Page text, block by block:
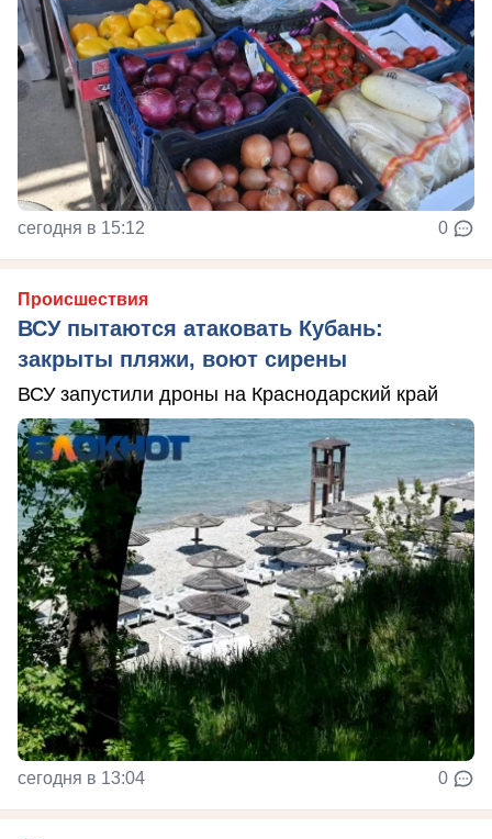
сегодня в 15:12 0
Происшествия
ВСУ пытаются атаковать Кубань:
закрыты пляжи, воют сирены
ВСУ запустили дроны на Краснодарский край
сегодня в 13:04 0